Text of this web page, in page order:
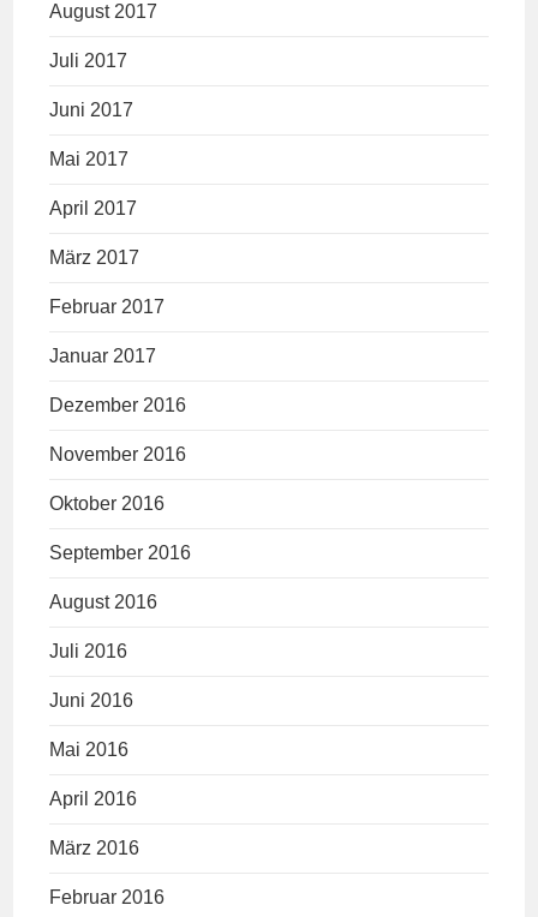
August 2017
Juli 2017
Juni 2017
Mai 2017
April 2017
März 2017
Februar 2017
Januar 2017
Dezember 2016
November 2016
Oktober 2016
September 2016
August 2016
Juli 2016
Juni 2016
Mai 2016
April 2016
März 2016
Februar 2016